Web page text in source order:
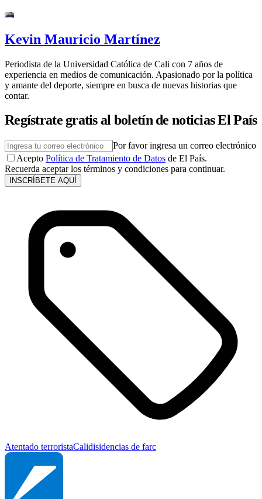
Kevin Mauricio Martínez
Periodista de la Universidad Católica de Cali con 7 años de
experiencia en medios de comunicación. Apasionado por la política
y amante del deporte, siempre en busca de nuevas historias que
contar.
Regístrate gratis al boletín de noticias El País
Por favor ingresa un correo electrónico
Acepto Política de Tratamiento de Datos de El País.
Recuerda aceptar los términos y condiciones para continuar.
INSCRÍBETE AQUÍ
Atentado terroristaCalidisidencias de farc